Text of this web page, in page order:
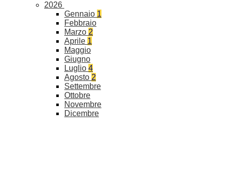
2026
Gennaio 1
Febbraio
Marzo 2
Aprile 1
Maggio
Giugno
Luglio 4
Agosto 2
Settembre
Ottobre
Novembre
Dicembre